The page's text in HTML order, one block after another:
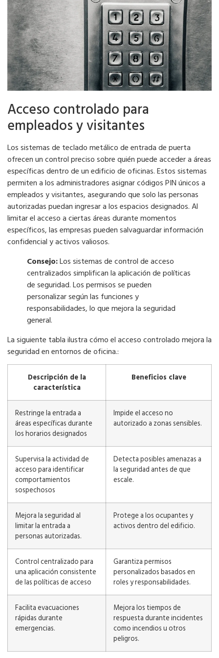
Acceso controlado para
empleados y visitantes
Los sistemas de teclado metálico de entrada de puerta
ofrecen un control preciso sobre quién puede acceder a áreas
específicas dentro de un edificio de oficinas. Estos sistemas
permiten a los administradores asignar códigos PIN únicos a
empleados y visitantes, asegurando que solo las personas
autorizadas puedan ingresar a los espacios designados. Al
limitar el acceso a ciertas áreas durante momentos
específicos, las empresas pueden salvaguardar información
confidencial y activos valiosos.
Consejo:Los sistemas de control de acceso
centralizados simplifican la aplicación de políticas
de seguridad. Los permisos se pueden
personalizar según las funciones y
responsabilidades, lo que mejora la seguridad
general.
La siguiente tabla ilustra cómo el acceso controlado mejora la
seguridad en entornos de oficina.:
Descripción de la
característica
Beneficios clave
Restringe la entrada a
áreas específicas durante
los horarios designados
Impide el acceso no
autorizado a zonas sensibles.
Supervisa la actividad de
acceso para identificar
comportamientos
sospechosos
Detecta posibles amenazas a
la seguridad antes de que
escale.
Mejora la seguridad al
limitar la entrada a
personas autorizadas.
Protege a los ocupantes y
activos dentro del edificio.
Control centralizado para
una aplicación consistente
de las políticas de acceso
Garantiza permisos
personalizados basados ​​en
roles y responsabilidades.
Facilita evacuaciones
rápidas durante
emergencias.
Mejora los tiempos de
respuesta durante incidentes
como incendios u otros
peligros.